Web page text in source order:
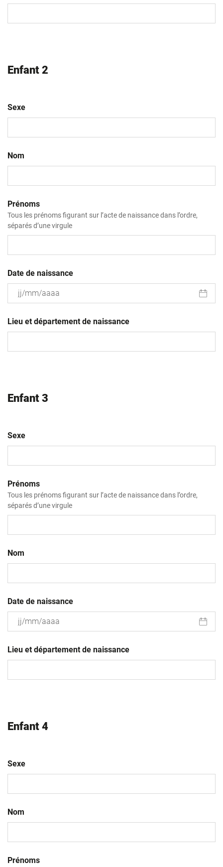
MM
Enfant 2
Sexe
Nom
Prénoms
Tous les prénoms figurant sur l’acte de naissance dans l’ordre,
séparés d’une virgule
Date de naissance
slash
MM
Lieu et département de naissance
Enfant 3
Sexe
Prénoms
Tous les prénoms figurant sur l’acte de naissance dans l’ordre,
séparés d’une virgule
Nom
Date de naissance
slash
MM
Lieu et département de naissance
Enfant 4
Sexe
Nom
Prénoms